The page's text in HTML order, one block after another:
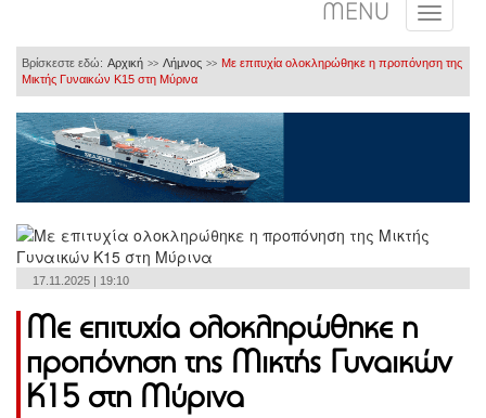
MENU
Βρίσκεστε εδώ: Αρχική >> Λήμνος >> Με επιτυχία ολοκληρώθηκε η προπόνηση της
Μικτής Γυναικών Κ15 στη Μύρινα
17.11.2025 | 19:10
Με επιτυχία ολοκληρώθηκε η
προπόνηση της Μικτής Γυναικών
Κ15 στη Μύρινα